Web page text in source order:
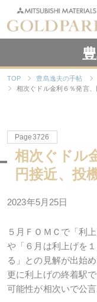
TOP 豊島逸夫の手帖
相次ぐドル金利６％発言
Page3726
相次ぐドル
円接近、投
2023年5月25日
５月ＦＯＭＣで「利
や「６月は利上げを
る」との見解が出始め
更に利上げの終着駅
可能性が相次いで公言